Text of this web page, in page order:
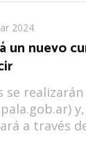
2024
un nuevo
se
a través